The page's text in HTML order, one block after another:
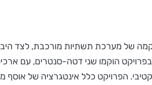
נתוני אשראי. הפרויקט כלל הקמה של מערכת
הוקמו שני דטה-סנטרים, עם